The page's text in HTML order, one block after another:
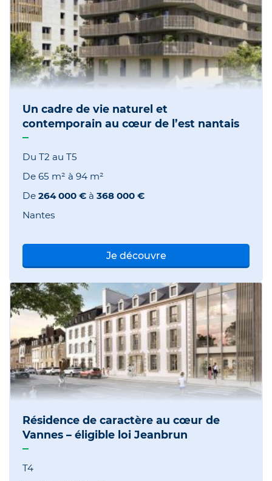
Un cadre de vie naturel et
contemporain au cœur de l’est nantais
Du T2 au T5
De 65 m² à 94 m²
De 264 000 € à 368 000 €
Nantes
Je découvre
Résidence de caractère au cœur de
Vannes – éligible loi Jeanbrun
T4